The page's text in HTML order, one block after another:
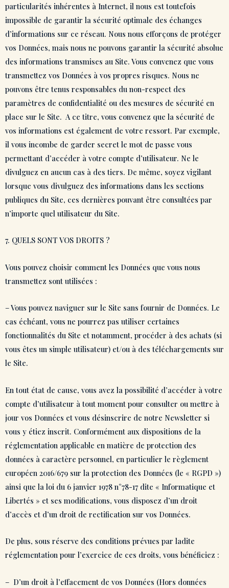
particularités inhérentes à Internet, il nous est toutefois
impossible de garantir la sécurité optimale des échanges
d’informations sur ce réseau. Nous nous efforçons de protéger
vos Données, mais nous ne pouvons garantir la sécurité absolue
des informations transmises au Site. Vous convenez que vous
transmettez vos Données à vos propres risques. Nous ne
pouvons être tenus responsables du non-respect des
paramètres de confidentialité ou des mesures de sécurité en
place sur le Site. A ce titre, vous convenez que la sécurité de
vos informations est également de votre ressort. Par exemple,
il vous incombe de garder secret le mot de passe vous
permettant d’accéder à votre compte d’utilisateur. Ne le
divulguez en aucun cas à des tiers. De même, soyez vigilant
lorsque vous divulguez des informations dans les sections
publiques du Site, ces dernières pouvant être consultées par
n’importe quel utilisateur du Site.
7. QUELS SONT VOS DROITS ?
Vous pouvez choisir comment les Données que vous nous
transmettez sont utilisées :
– Vous pouvez naviguer sur le Site sans fournir de Données. Le
cas échéant, vous ne pourrez pas utiliser certaines
fonctionnalités du Site et notamment, procéder à des achats (si
vous êtes un simple utilisateur) et/ou à des téléchargements sur
le Site.
En tout état de cause, vous avez la possibilité d’accéder à votre
compte d’utilisateur à tout moment pour consulter ou mettre à
jour vos Données et vous désinscrire de notre Newsletter si
vous y étiez inscrit. Conformément aux dispositions de la
réglementation applicable en matière de protection des
données à caractère personnel, en particulier le règlement
européen 2016/679 sur la protection des Données (le « RGPD »)
ainsi que la loi du 6 janvier 1978 n°78-17 dite « Informatique et
Libertés » et ses modifications, vous disposez d’un droit
d’accès et d’un droit de rectification sur vos Données.
De plus, sous réserve des conditions prévues par ladite
réglementation pour l’exercice de ces droits, vous bénéficiez :
– D’un droit à l’effacement de vos Données (Hors données